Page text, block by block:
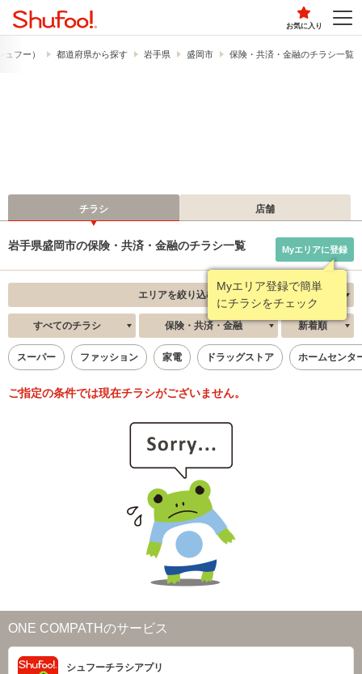
お気に入り
フー） 都道府県から探す 岩手県 盛岡市 保険・共済・金融のチラシ一覧
チラシ 店舗
岩手県盛岡市の保険・共済・金融のチラシ一覧
Myエリア登録で簡単
にチラシをチェック
Myエリアに登録
エリアを絞り込む
すべてのチラシ 保険・共済・金融 新着順
スーパー ファッション 家電 ドラッグストア ホームセンタ
ご指定の条件では現在チラシがございません。
ONE COMPATHのサービス
シュフーチラシアプリ